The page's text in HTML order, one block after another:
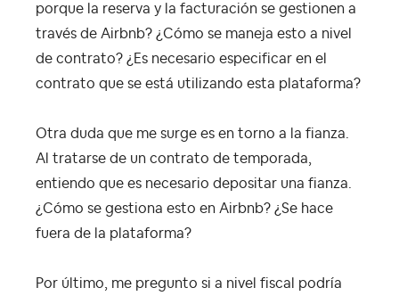
porque la reserva y la facturación se gestionen a
través de Airbnb? ¿Cómo se maneja esto a nivel
de contrato? ¿Es necesario especificar en el
contrato que se está utilizando esta plataforma?
Otra duda que me surge es en torno a la fianza.
Al tratarse de un contrato de temporada,
entiendo que es necesario depositar una fianza.
¿Cómo se gestiona esto en Airbnb? ¿Se hace
fuera de la plataforma?
Por último, me pregunto si a nivel fiscal podría